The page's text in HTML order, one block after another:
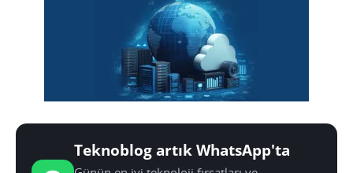
Teknoblog artık WhatsApp'ta